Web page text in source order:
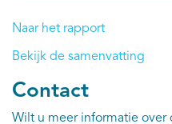
Naar het rapport
Bekijk de samenvatting
Contact
Wilt u meer informatie over